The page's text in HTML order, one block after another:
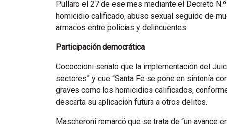
Pullaro el 27 de ese mes mediante el Decreto
homicidio calificado, abuso sexual seguido de
armados entre policías y delincuentes.
Participación democrática
Cococcioni señaló que la implementación del
sectores” y que “Santa Fe se pone en sintonía
graves como los homicidios calificados,
descarta su aplicación futura a otros delitos.
Mascheroni remarcó que se trata de “un avance